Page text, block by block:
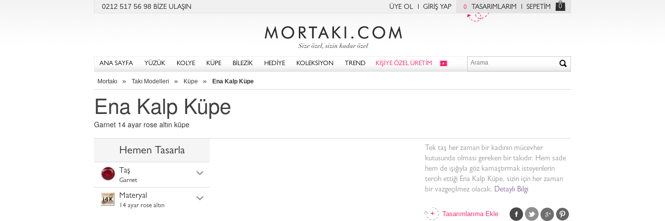
0212 517 56 98 BİZE ULAŞIN ÜYE OL GİRİŞ YAP 0 TASARIMLARIM SEPETİM 0
ANA SAYFA YÜZÜK KOLYE KÜPE BİLEZİK HEDİYE KOLEKSİYON TREND KİŞİYE ÖZEL ÜRETİM
Mortakı » Takı Modelleri » Küpe » Ena Kalp Küpe
Ena Kalp Küpe
Garnet 14 ayar rose altın küpe
Hemen Tasarla
Taş
Garnet
Materyal
14 ayar rose altın
Tek taş her zaman bir kadının mücevher
kutusunda olması gereken bir takıdır. Hem sade
hem de ışığıyla göz kamaştırmak isteyenlerin
tercih ettiği Ena Kalp Küpe, sizin için her zaman
bir vazgeçilmez olacak. Detaylı Bilgi
Tasarımlarıma Ekle